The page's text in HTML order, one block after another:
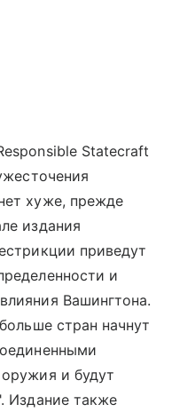
Statecraft
хуже, прежде
издания
приведут
и
Вашингтона.
стран начнут
и будут
Издание также